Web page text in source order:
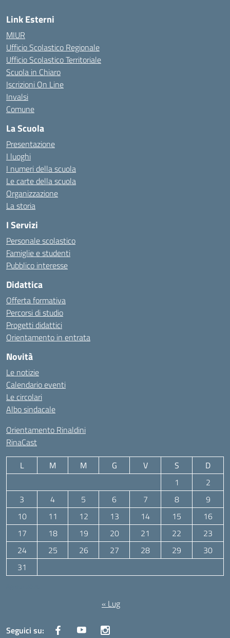
Link Esterni
MIUR
Ufficio Scolastico Regionale
Ufficio Scolastico Territoriale
Scuola in Chiaro
Iscrizioni On Line
Invalsi
Comune
La Scuola
Presentazione
I luoghi
I numeri della scuola
Le carte della scuola
Organizzazione
La storia
I Servizi
Personale scolastico
Famiglie e studenti
Pubblico interesse
Didattica
Offerta formativa
Percorsi di studio
Progetti didattici
Orientamento in entrata
Novità
Le notizie
Calendario eventi
Le circolari
Albo sindacale
Orientamento Rinaldini
RinaCast
L M M G V S
D
1
2
3
4 5 6 7 8
9
10
11 12 13 14 15
16
17
18 19 20 21 22
23
24
25 26 27 28 29
30
31
« Lug
Seguici su: